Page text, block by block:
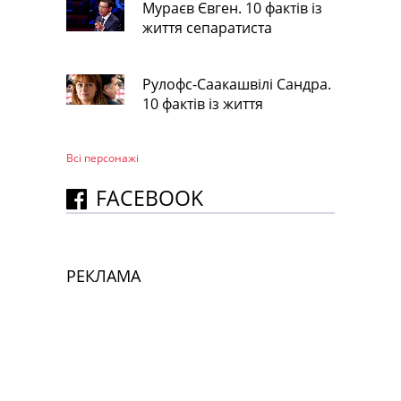
Мураєв Євген. 10 фактів із
життя сепаратиста
Рулофс-Саакашвілі Сандра.
10 фактів із життя
Всі персонажi
FACEBOOK
РЕКЛАМА